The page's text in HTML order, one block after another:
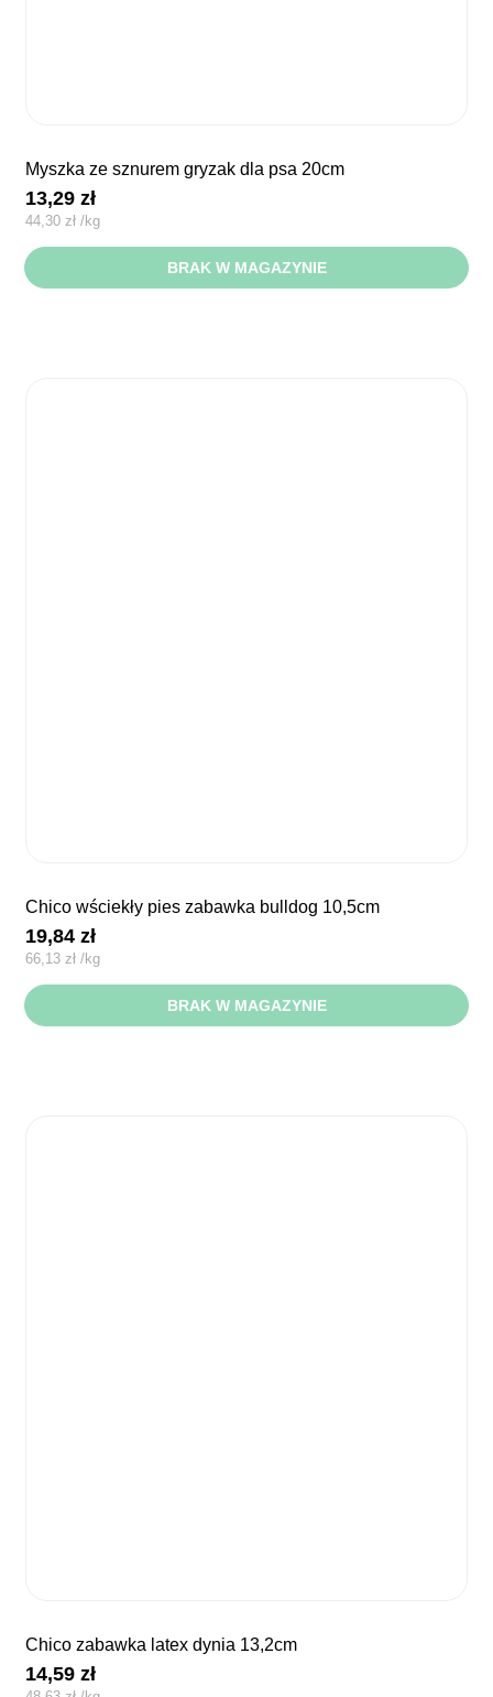
myszka ze sznurem gryzak dla psa 20cm
13,29zł
44,30 zł /kg
BRAK W MAGAZYNIE
chico wściekły pies zabawka bulldog 10,5cm
19,84zł
66,13zł /kg
BRAK W MAGAZYNIE
chico zabawka latex dynia 13,2cm
14,59zł